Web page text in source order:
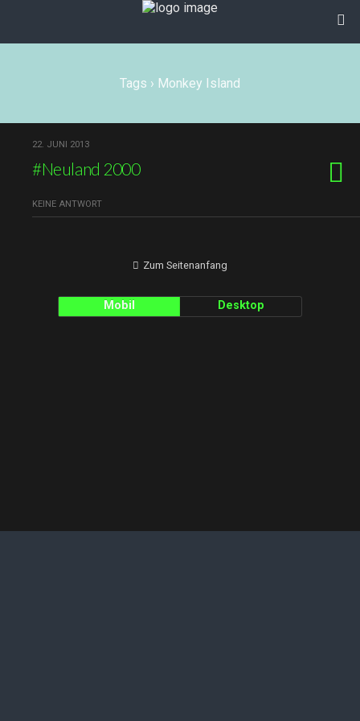
Tags › Monkey Island
22. JUNI 2013
#Neuland 2000
KEINE ANTWORT
Zum Seitenanfang
Mobil Desktop